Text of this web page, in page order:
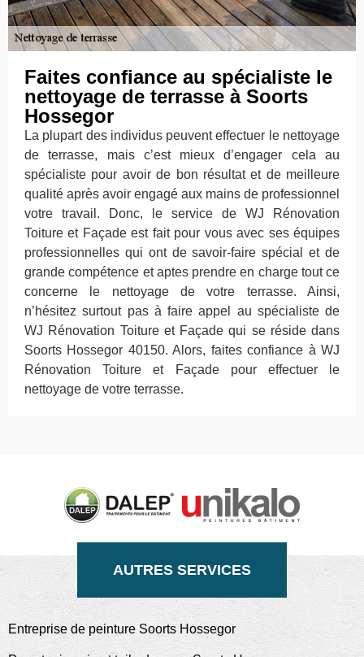
Faites confiance au spécialiste le
nettoyage de terrasse à Soorts
Hossegor
La plupart des individus peuvent effectuer le nettoyage
de terrasse, mais c’est mieux d’engager cela au
spécialiste pour avoir de bon résultat et de meilleure
qualité après avoir engagé aux mains de professionnel
votre travail. Donc, le service de WJ Rénovation
Toiture et Façade est fait pour vous avec ses équipes
professionnelles qui ont de savoir-faire spécial et de
grande compétence et aptes prendre en charge tout ce
concerne le nettoyage de votre terrasse. Ainsi,
n’hésitez surtout pas à faire appel au spécialiste de
WJ Rénovation Toiture et Façade qui se réside dans
Soorts Hossegor 40150. Alors, faites confiance à WJ
Rénovation Toiture et Façade pour effectuer le
nettoyage de votre terrasse.
AUTRES SERVICES
Entreprise de peinture Soorts Hossegor